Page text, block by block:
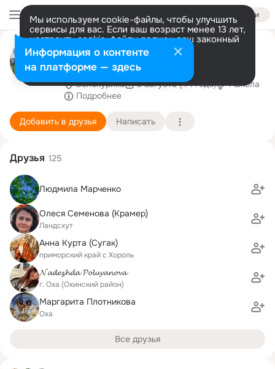
Войти
Мы используем cookie-файлы, чтобы улучшить
сервисы для вас. Если ваш возраст менее 13 лет,
настроить cookie-файлы должен ваш законный
представитель. Больше информации
Разрешить все Настроить
Наталья Валитова
(Барышникова)
Белокуриха 3 августа (44 года)
1 школа
Подробнее
Добавить в друзья Написать
Друзья 125
Людмила Марченко
Олеся Семенова (Крамер)
Ландсхут
Анна Курта (Сугак)
приморский край с Хороль
𝓝𝓪𝓭𝓮𝔃𝓱𝓭𝓪 𝓟𝓸𝓵𝓾𝔂𝓪𝓷𝓸𝓿𝓪
г. Оха (Охинский район)
Маргарита Плотникова
Оха
Все друзья
Информация о контенте
на платформе — здесь